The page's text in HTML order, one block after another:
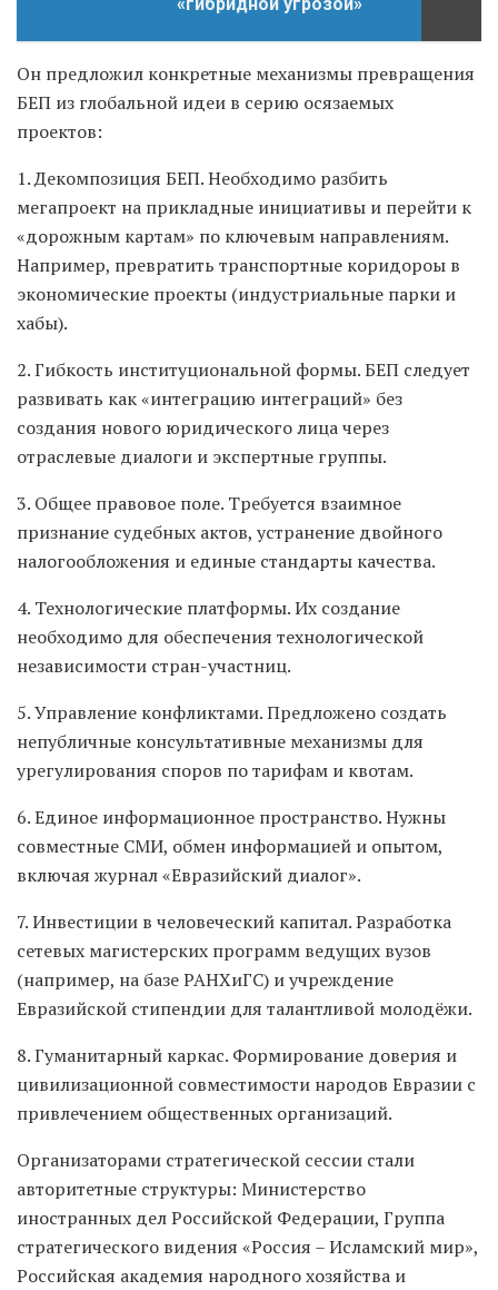
«гибридной угрозой»
Он предложил конкретные механизмы превращения
БЕП из глобальной идеи в серию осязаемых
проектов:
1. Декомпозиция БЕП. Необходимо разбить
мегапроект на прикладные инициативы и перейти к
«дорожным картам» по ключевым направлениям.
Например, превратить транспортные коридороы в
экономические проекты (индустриальные парки и
хабы).
2. Гибкость институциональной формы. БЕП следует
развивать как «интеграцию интеграций» без
создания нового юридического лица через
отраслевые диалоги и экспертные группы.
3. Общее правовое поле. Требуется взаимное
признание судебных актов, устранение двойного
налогообложения и единые стандарты качества.
4. Технологические платформы. Их создание
необходимо для обеспечения технологической
независимости стран-участниц.
5. Управление конфликтами. Предложено создать
непубличные консультативные механизмы для
урегулирования споров по тарифам и квотам.
6. Единое информационное пространство. Нужны
совместные СМИ, обмен информацией и опытом,
включая журнал «Евразийский диалог».
7. Инвестиции в человеческий капитал. Разработка
сетевых магистерских программ ведущих вузов
(например, на базе РАНХиГС) и учреждение
Евразийской стипендии для талантливой молодёжи.
8. Гуманитарный каркас. Формирование доверия и
цивилизационной совместимости народов Евразии с
привлечением общественных организаций.
Организаторами стратегической сессии стали
авторитетные структуры: Министерство
иностранных дел Российской Федерации, Группа
стратегического видения «Россия – Исламский мир»,
Российская академия народного хозяйства и